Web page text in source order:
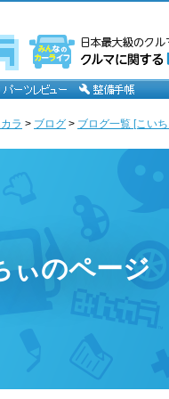
ラ > ブログ > ブログ一覧 [こい
ぃのページ